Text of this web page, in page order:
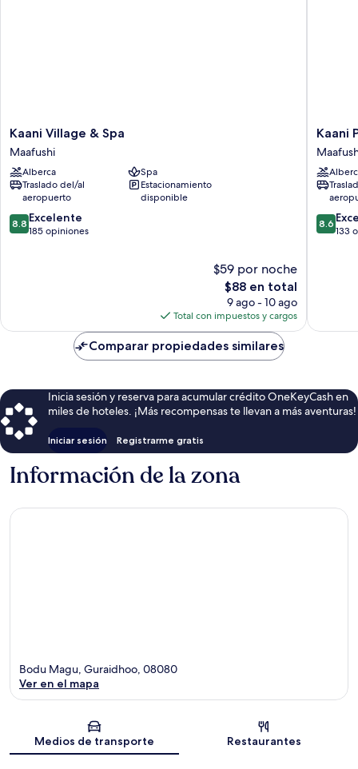
Kaani
Village
&
Spa
Maafushi
Kaani Village & Spa
Maafushi
Alberca
Spa
Traslado del/al
aeropuerto
Estacionamiento
disponible
8.8
de
8.8 Excelente
185 opiniones
$59 por noche
El
precio
actual
es
de
$88
$88 en total
9 ago - 10 ago
Total con impuestos y cargos
Kaani
Palm
Beach
Kaani
8.6
de
8.6
133
Comparar propiedades similares
Inicia sesión y reserva para acumular crédito OneKeyCash en
miles de hoteles. ¡Más recompensas te llevan a más aventuras!
Iniciar sesión Registrarme gratis
Información de la zona
Sección del mapa
Bodu Magu, Guraidhoo, 08080
Ver en el mapa
Medios de transporte Restaurantes